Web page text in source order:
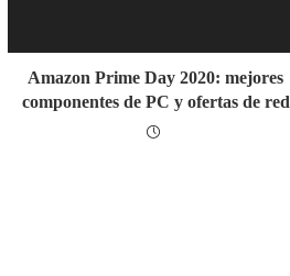
Amazon Prime Day 2020: mejores
componentes de PC y ofertas de red